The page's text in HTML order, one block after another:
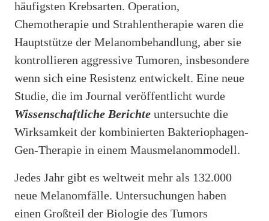
häufigsten Krebsarten. Operation,
Chemotherapie und Strahlentherapie waren die
Hauptstütze der Melanombehandlung, aber sie
kontrollieren aggressive Tumoren, insbesondere
wenn sich eine Resistenz entwickelt. Eine neue
Studie, die im Journal veröffentlicht wurde
Wissenschaftliche Berichte untersuchte die
Wirksamkeit der kombinierten Bakteriophagen-
Gen-Therapie in einem Mausmelanommodell.
Jedes Jahr gibt es weltweit mehr als 132.000
neue Melanomfälle. Untersuchungen haben
einen Großteil der Biologie des Tumors